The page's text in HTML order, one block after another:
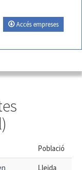
Accés empreses
Població
Lleida